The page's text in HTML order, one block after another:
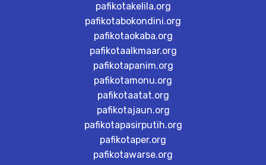
pafikotakelila.org
pafikotabokondini.org
pafikotaokaba.org
pafikotaalkmaar.org
pafikotapanim.org
pafikotamonu.org
pafikotaatat.org
pafikotajaun.org
pafikotapasirputih.org
pafikotaper.org
pafikotawarse.org